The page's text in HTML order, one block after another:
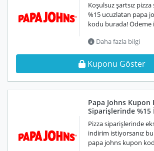
Koşulsuz şartsız
%15 ucuzlatan papa
kodu burada! Ödeme
Daha fazla bilgi
Kuponu Göster
Papa Johns Kupon
Siparişlerinde
Pizza siparişlerinde
indirim istiyorsanız
papa johns kupon